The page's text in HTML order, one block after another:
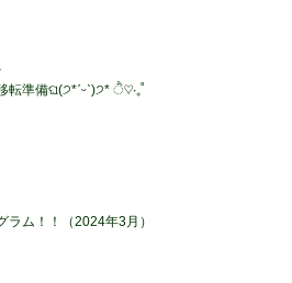
転準備ଘ(੭*ˊᵕˋ)੭* ੈ♡‧₊˚
ラム！！（2024年3月）